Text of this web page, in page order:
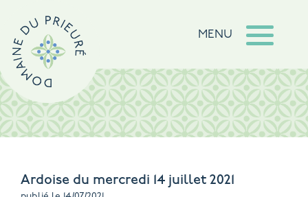
MENU
Ardoise du mercredi 14 juillet 2021